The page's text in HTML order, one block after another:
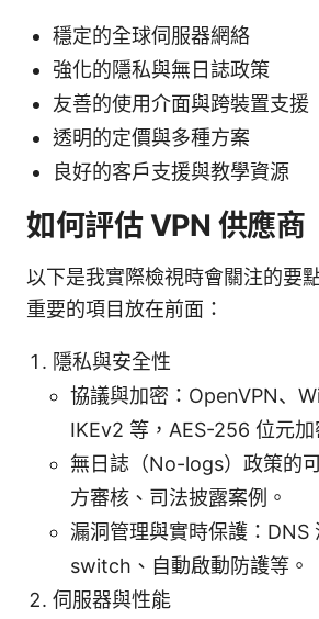
穩定的全球伺服器網絡
強化的隱私與無日誌政策
友善的使用介面與跨裝置支援
透明的定價與多種方案
良好的客戶支援與教學資源
如何評估 VPN 供應商
以下是我實際檢視時會關注的要
重要的項目放在前面：
隱私與安全性
協議與加密：OpenVPN、
IKEv2 等，AES-256 位元加
無日誌（No-logs）政策的
方審核、司法披露案例。
漏洞管理與實時保護：DNS
switch、自動啟動防護等。
伺服器與性能